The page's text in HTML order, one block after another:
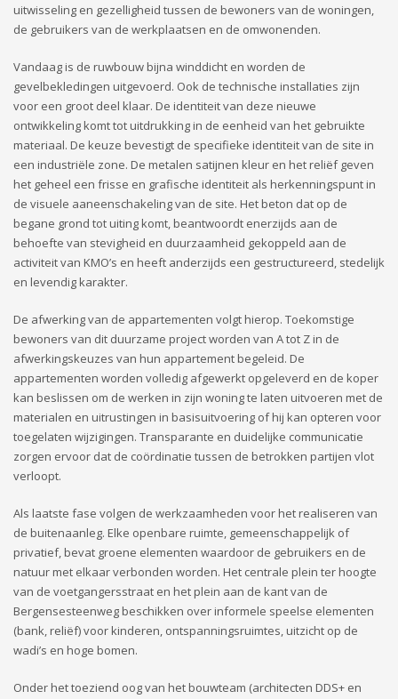
uitwisseling en gezelligheid tussen de bewoners van de woningen,
de gebruikers van de werkplaatsen en de omwonenden.
Vandaag is de ruwbouw bijna winddicht en worden de
gevelbekledingen uitgevoerd. Ook de technische installaties zijn
voor een groot deel klaar. De identiteit van deze nieuwe
ontwikkeling komt tot uitdrukking in de eenheid van het gebruikte
materiaal. De keuze bevestigt de specifieke identiteit van de site in
een industriële zone. De metalen satijnen kleur en het reliëf geven
het geheel een frisse en grafische identiteit als herkenningspunt in
de visuele aaneenschakeling van de site. Het beton dat op de
begane grond tot uiting komt, beantwoordt enerzijds aan de
behoefte van stevigheid en duurzaamheid gekoppeld aan de
activiteit van KMO’s en heeft anderzijds een gestructureerd, stedelijk
en levendig karakter.
De afwerking van de appartementen volgt hierop. Toekomstige
bewoners van dit duurzame project worden van A tot Z in de
afwerkingskeuzes van hun appartement begeleid. De
appartementen worden volledig afgewerkt opgeleverd en de koper
kan beslissen om de werken in zijn woning te laten uitvoeren met de
materialen en uitrustingen in basisuitvoering of hij kan opteren voor
toegelaten wijzigingen. Transparante en duidelijke communicatie
zorgen ervoor dat de coördinatie tussen de betrokken partijen vlot
verloopt.
Als laatste fase volgen de werkzaamheden voor het realiseren van
de buitenaanleg. Elke openbare ruimte, gemeenschappelijk of
privatief, bevat groene elementen waardoor de gebruikers en de
natuur met elkaar verbonden worden. Het centrale plein ter hoogte
van de voetgangersstraat en het plein aan de kant van de
Bergensesteenweg beschikken over informele speelse elementen
(bank, reliëf) voor kinderen, ontspanningsruimtes, uitzicht op de
wadi’s en hoge bomen.
Onder het toeziend oog van het bouwteam (architecten DDS+ en